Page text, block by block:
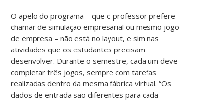
O apelo do programa – que o professor prefere
chamar de simulação empresarial ou mesmo jogo
de empresa – não está no layout, e sim nas
atividades que os estudantes precisam
desenvolver. Durante o semestre, cada um deve
completar três jogos, sempre com tarefas
realizadas dentro da mesma fábrica virtual. “Os
dados de entrada são diferentes para cada